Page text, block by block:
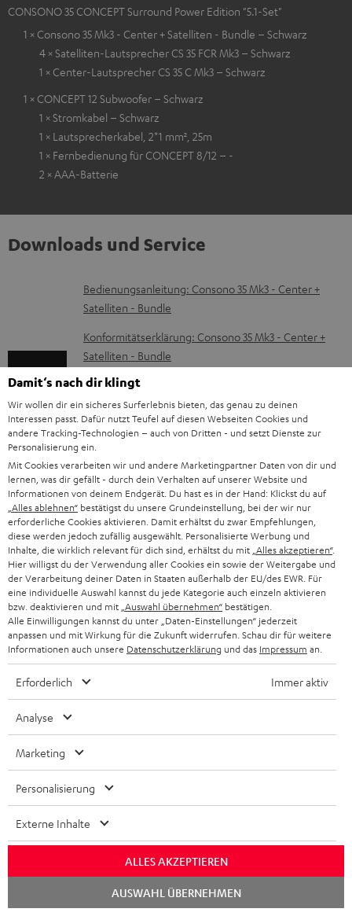
CONSONO 35 CONCEPT Surround Power Edition "5.1-Set"
1 × Consono 35 Mk3 - Center + Satelliten - Bundle – Schwarz
4 × Satelliten-Lautsprecher CS 35 FCR Mk3 – Schwarz
1 × Center-Lautsprecher CS 35 C Mk3 – Schwarz
1 × CONCEPT 12 Subwoofer – Schwarz
1 × Stromkabel – Schwarz
1 × Lautsprecherkabel, 2*1 mm², 25m
1 × Fernbedienung für CONCEPT 8/12 – -
2 × AAA-Batterie
Downloads und Service
D
o
k
u
m
e
n
t
e
z
u
m
H
e
r
u
n
t
r
a
d
e
Bedienungsanleitung: Consono 35 Mk3 - Center +
Satelliten - Bundle
Konformitätserklärung: Consono 35 Mk3 - Center +
Satelliten - Bundle
Bedienungsanleitung: CONCEPT 12 Subwoofer
Konformitätserklärung: CONCEPT 12 Subwoofer
Quick Start Guide: CONCEPT 12 Subwoofer
Safety Booklet: CONCEPT 12 Subwoofer
P
r
o
d
u
k
t
A
Q
s
Hilfe zu diesem Produkt
I
n
f
r
m
t
i
o
n
Versandinfos
n
f
o
r
m
E
l
A
Audio-Lexikon: Fachbegriffe schnell erklärt
Damit‘s nach dir klingt
Wir wollen dir ein sicheres Surferlebnis bieten, das genau zu deinen
Interessen passt. Dafür nutzt Teufel auf diesen Webseiten Cookies und
andere Tracking-Technologien – auch von Dritten - und setzt Dienste zur
Personalisierung ein.
Mit Cookies verarbeiten wir und andere Marketingpartner Daten von dir und
lernen, was dir gefällt - durch dein Verhalten auf unserer Website und
Informationen von deinem Endgerät. Du hast es in der Hand: Klickst du auf
„Alles ablehnen“ bestätigst du unsere Grundeinstellung, bei der wir nur
erforderliche Cookies aktivieren. Damit erhältst du zwar Empfehlungen,
diese werden jedoch zufällig ausgewählt. Personalisierte Werbung und
Inhalte, die wirklich relevant für dich sind, erhältst du mit „Alles akzeptieren“.
Hier willigst du der Verwendung aller Cookies ein sowie der Weitergabe und
der Verarbeitung deiner Daten in Staaten außerhalb der EU/des EWR. Für
eine individuelle Auswahl kannst du jede Kategorie auch einzeln aktivieren
bzw. deaktivieren und mit „Auswahl übernehmen“ bestätigen.
Alle Einwilligungen kannst du unter „Daten-Einstellungen“ jederzeit
anpassen und mit Wirkung für die Zukunft widerrufen. Schau dir für weitere
Informationen auch unsere Datenschutzerklärung und das Impressum an.
Erforderlich Immer aktiv
Analyse
Marketing
Personalisierung
Externe Inhalte
ALLES AKZEPTIEREN
AUSWAHL ÜBERNEHMEN